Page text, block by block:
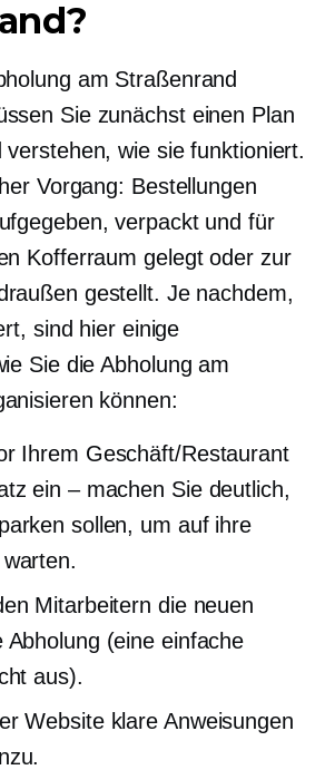
am Straßenrand
Sie zunächst einen Plan
wie sie funktioniert.
Vorgang: Bestellungen
verpackt und für
Kofferraum gelegt oder zur
gestellt. Je nachdem,
sind hier einige
Sie die Abholung am
können:
Ihrem Geschäft/Restaurant
ein – machen Sie deutlich,
sollen, um auf ihre
Mitarbeitern die neuen
Abholung (eine einfache
aus).
Website klare Anweisungen